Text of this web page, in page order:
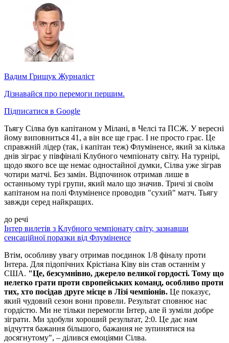
Вадим Грищук Журналіст
Дізнавайся про перемоги першим.
Підписатися в Google
Тьягу Сілва був капітаном у Мілані, в Челсі та ПСЖ. У вересні
йому виповниться 41, а він все ще грає. І не просто грає. Це
справжній лідер (так, і капітан теж) Флуміненсе, який за кілька
днів зіграє у півфіналі Клубного чемпіонату світу. На турнірі,
щодо якого все ще немає одностайної думки, Сілва уже зіграв
чотири матчі. Без замін. Відпочинок отримав лише в
останньому турі групи, який мало що значив. Тричі зі своїм
капітаном на полі Флуміненсе проводив "сухий" матч. Тьягу
завжди серед найкращих.
до речі
Інтер вилетів з Клубного чемпіонату світу, зазнавши
сенсаційної поразки від Флуміненсе
Втім, особливу увагу отримав поєдинок 1/8 фіналу проти
Інтера. Для підопічних Крістіана Ківу він став останнім у
США. "Це, безсумнівно, джерело великої гордості. Тому що
нелегко грати проти європейських команд, особливо проти
тих, хто посідав друге місце в Лізі чемпіонів. Це показує,
який чудовий сезон вони провели. Результат сповнює нас
гордістю. Ми не тільки перемогли Інтер, але й зуміли добре
зіграти. Ми здобули хороший результат, 2:0. Це дає нам
відчуття бажання більшого, бажання не зупинятися на
досягнутому", – ділився емоціями Сілва.